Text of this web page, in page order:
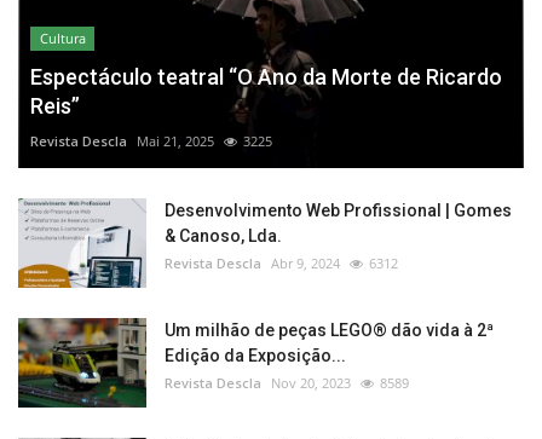
Cultura
Espectáculo teatral “O Ano da Morte de Ricardo
Reis”
Revista Descla Mai 21, 2025 3225
Desenvolvimento Web Profissional | Gomes
& Canoso, Lda.
Revista Descla Abr 9, 2024 6312
Um milhão de peças LEGO® dão vida à 2ª
Edição da Exposição...
Revista Descla Nov 20, 2023 8589